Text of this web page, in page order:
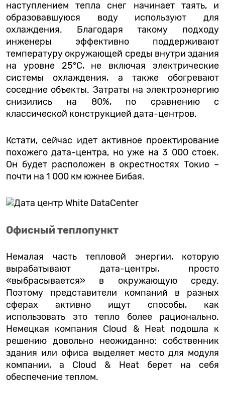
наступлением тепла снег начинает таять, и
образовавшуюся воду используют для
охлаждения. Благодаря такому подходу
инженеры эффективно поддерживают
температуру окружающей среды внутри здания
на уровне 25°C, не включая электрические
системы охлаждения, а также обогревают
соседние объекты. Затраты на электроэнергию
снизились на 80%, по сравнению с
классической конструкцией дата-центров.
Кстати, сейчас идет активное проектирование
похожего дата-центра, но уже на 3 000 стоек.
Он будет расположен в окрестностях Токио –
почти на 1 000 км южнее Бибая.
Офисный теплопункт
Немалая часть тепловой энергии, которую
вырабатывают дата-центры, просто
«выбрасывается» в окружающую среду.
Поэтому представители компаний в разных
сферах активно ищут способы, как
использовать это тепло более рационально.
Немецкая компания Cloud & Heat подошла к
решению довольно неожиданно: собственник
здания или офиса выделяет место для модуля
компании, а Cloud & Heat берет на себя
обеспечение теплом.